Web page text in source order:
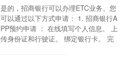
是的，招商银行可以办理ETC业务。您
可以通过以下方式申请： 1. 招商银行A
PP预约申请 ： 在线填写个人信息。 上
传身份证和行驶证。 绑定银行卡。 完